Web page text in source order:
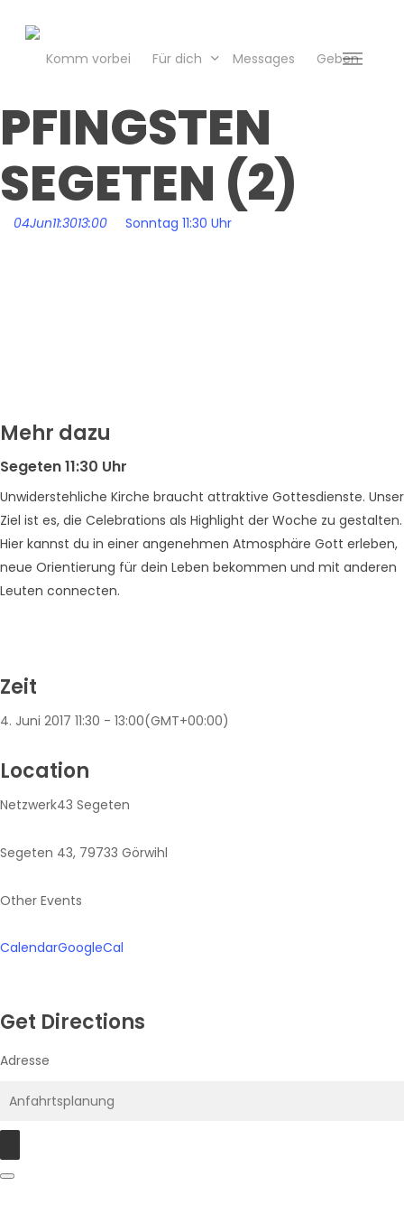
Komm vorbei Für dich Messages Geben
Menu
PFINGSTEN
SEGETEN (2)
04Jun11:3013:00 Sonntag 11:30 Uhr
Mehr dazu
Segeten 11:30 Uhr
Unwiderstehliche Kirche braucht attraktive Gottesdienste. Unser
Ziel ist es, die Celebrations als Highlight der Woche zu gestalten.
Hier kannst du in einer angenehmen Atmosphäre Gott erleben,
neue Orientierung für dein Leben bekommen und mit anderen
Leuten connecten.
Zeit
4. Juni 2017 11:30 - 13:00(GMT+00:00)
Location
Netzwerk43 Segeten
Segeten 43, 79733 Görwihl
Other Events
CalendarGoogleCal
Get Directions
Adresse